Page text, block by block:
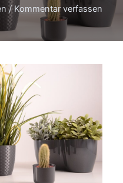
/Kommentar verfassen